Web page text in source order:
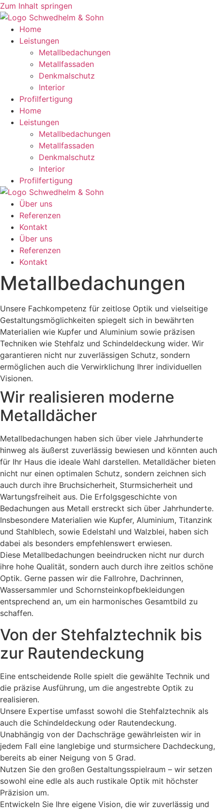
Zum Inhalt springen
Home
Leistungen
Metallbedachungen
Metallfassaden
Denkmalschutz
Interior
Profilfertigung
Home
Leistungen
Metallbedachungen
Metallfassaden
Denkmalschutz
Interior
Profilfertigung
Über uns
Referenzen
Kontakt
Über uns
Referenzen
Kontakt
Metallbedachungen
Unsere Fachkompetenz für zeitlose Optik und vielseitige
Gestaltungsmöglichkeiten spiegelt sich in bewährten
Materialien wie Kupfer und Aluminium sowie präzisen
Techniken wie Stehfalz und Schindeldeckung wider. Wir
garantieren nicht nur zuverlässigen Schutz, sondern
ermöglichen auch die Verwirklichung Ihrer individuellen
Visionen.
Wir realisieren moderne
Metalldächer
Metallbedachungen haben sich über viele Jahrhunderte
hinweg als äußerst zuverlässig bewiesen und könnten auch
für Ihr Haus die ideale Wahl darstellen. Metalldächer bieten
nicht nur einen optimalen Schutz, sondern zeichnen sich
auch durch ihre Bruchsicherheit, Sturmsicherheit und
Wartungsfreiheit aus. Die Erfolgsgeschichte von
Bedachungen aus Metall erstreckt sich über Jahrhunderte.
Insbesondere Materialien wie Kupfer, Aluminium, Titanzink
und Stahlblech, sowie Edelstahl und Walzblei, haben sich
dabei als besonders empfehlenswert erwiesen.
Diese Metallbedachungen beeindrucken nicht nur durch
ihre hohe Qualität, sondern auch durch ihre zeitlos schöne
Optik. Gerne passen wir die Fallrohre, Dachrinnen,
Wassersammler und Schornsteinkopfbekleidungen
entsprechend an, um ein harmonisches Gesamtbild zu
schaffen.
Von der Stehfalztechnik bis
zur Rautendeckung
Eine entscheidende Rolle spielt die gewählte Technik und
die präzise Ausführung, um die angestrebte Optik zu
realisieren.
Unsere Expertise umfasst sowohl die Stehfalztechnik als
auch die Schindeldeckung oder Rautendeckung.
Unabhängig von der Dachschräge gewährleisten wir in
jedem Fall eine langlebige und sturmsichere Dachdeckung,
bereits ab einer Neigung von 5 Grad.
Nutzen Sie den großen Gestaltungsspielraum – wir setzen
sowohl eine edle als auch rustikale Optik mit höchster
Präzision um.
Entwickeln Sie Ihre eigene Vision, die wir zuverlässig und